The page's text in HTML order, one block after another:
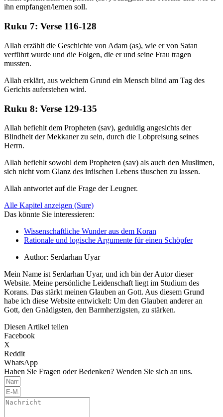
ihn empfangen/lernen soll.
Ruku 7: Verse 116-128
Allah erzählt die Geschichte von Adam (as), wie er von Satan
verführt wurde und die Folgen, die er und seine Frau tragen
mussten.
Allah erklärt, aus welchem Grund ein Mensch blind am Tag des
Gerichts auferstehen wird.
Ruku 8: Verse 129-135
Allah befiehlt dem Propheten (sav), geduldig angesichts der
Blindheit der Mekkaner zu sein, durch die Lobpreisung seines
Herrn.
Allah befiehlt sowohl dem Propheten (sav) als auch den Muslimen,
sich nicht vom Glanz des irdischen Lebens täuschen zu lassen.
Allah antwortet auf die Frage der Leugner.
Alle Kapitel anzeigen (Sure)
Das könnte Sie interessieren:
Wissenschaftliche Wunder aus dem Koran
Rationale und logische Argumente für einen Schöpfer
Author: Serdarhan Uyar
Mein Name ist Serdarhan Uyar, und ich bin der Autor dieser
Website. Meine persönliche Leidenschaft liegt im Studium des
Korans. Das stärkt meinen Glauben an Gott. Aus diesem Grund
habe ich diese Website entwickelt: Um den Glauben anderer an
Gott, den Gnädigsten, den Barmherzigsten, zu stärken.
Diesen Artikel teilen
Facebook
X
Reddit
WhatsApp
Haben Sie Fragen oder Bedenken? Wenden Sie sich an uns.